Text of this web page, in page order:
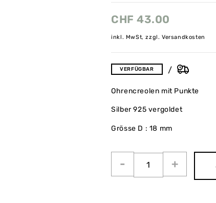
CHF 43.00
inkl. MwSt, zzgl. Versandkosten
VERFÜGBAR
Ohrencreolen mit Punkte
Silber 925 vergoldet
Grösse D : 18 mm